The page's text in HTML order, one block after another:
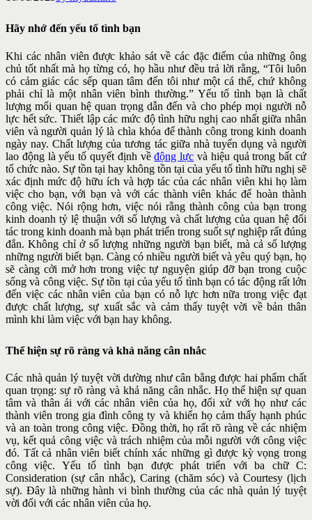
Hãy nhớ đến yếu tố tình bạn
Khi các nhân viên được khảo sát về các đặc điểm của những ông
chủ tốt nhất mà họ từng có, họ hầu như đều trả lời rằng, “Tôi luôn
có cảm giác các sếp quan tâm đến tôi như một cá thể, chứ không
phải chỉ là một nhân viên bình thường.” Yếu tố tình bạn là chất
lượng mối quan hệquan trọng dẫn đến và cho phép mọi người nỗ
lực hết sức. Thiết lập các mức độ tình hữu nghị cao nhất giữa nhân
viên và người quản lý là chìa khóa để thành công trong kinh doanh
ngày nay. Chất lượng của tương tác giữa nhà tuyển dụng và người
lao động là yếu tố quyết định vềđộnglực và hiệu quả trong bất cứ
tổ chức nào. Sự tồn tại hay không tồn tại của yếu tố tình hữu nghị sẽ
xác định mức độ hữu ích và hợp tác của cácnhân viên khi họ làm
việc cho bạn, với bạn và với các thành viên khácđể hoàn thành
công việc. Nói rộng hơn, việc nói rằng thành công của bạn trong
kinh doanh tỷ lệ thuận với số lượng và chất lượng của quan hệ đối
tác trong kinh doanh mà bạn phát triển trong suốt sự nghiệp rất đúng
đắn. Không chỉ ở số lượng những người bạn biết, mà cả số lượng
những người biết bạn. Càng có nhiều người biết và yêu quý bạn, họ
sẽ càng cởi mở hơn trong việc tự nguyện giúp đỡ bạn trong cuộc
sống và công việc. Sự tồn tại của yếu tố tình bạn có tác động rất lớn
đến việc các nhân viên của bạn có nỗ lực hơn nữa trong việc đạt
được chất lượng, sự xuất sắc và cảm thấy tuyệt vời về bản thân
mình khi làm việc với bạn hay không.
Thể hiện sự rõ ràng và khả năng cân nhắc
Các nhà quản lý tuyệt vời dường như cân bằng được hai phẩm chất
quan trọng: sự rõ ràng và khả năng cân nhắc. Họ thể hiện sự quan
tâm và thân ái với các nhân viên của họ, đối xử với họ như các
thành viên trong gia đình công ty và khiến họ cảm thấy hạnh phúc
và an toàn trong công việc. Đồng thời, họ rất rõ ràng về các nhiệm
vụ, kết quả công việc và trách nhiệm của mỗi người với công việc
đó. Tất cả nhân viên biết chính xác những gì được kỳ vọng trong
công việc. Yếu tố tình bạn được phát triển với ba chữ C:
Consideration (sự cân nhắc), Caring (chăm sóc) và Courtesy (lịch
sự). Đây là những hành vi bình thường của các nhà quản lý tuyệt
vời đối với các nhân viên của họ.